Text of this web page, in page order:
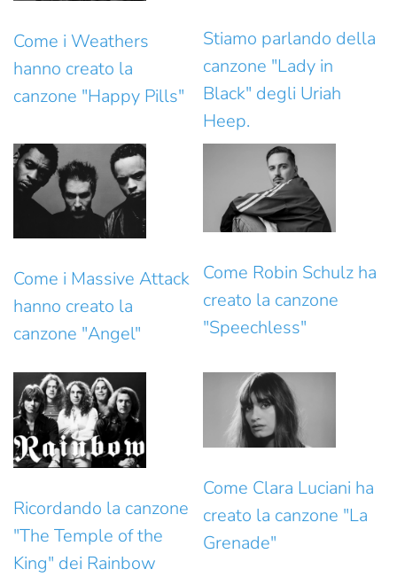
Come i Weathers
hanno creato la
canzone "Happy Pills"
Stiamo parlando della
canzone "Lady in
Black" degli Uriah
Heep.
Come i Massive Attack
hanno creato la
canzone "Angel"
Come Robin Schulz ha
creato la canzone
"Speechless"
Ricordando la canzone
"The Temple of the
King" dei Rainbow
Come Clara Luciani ha
creato la canzone "La
Grenade"